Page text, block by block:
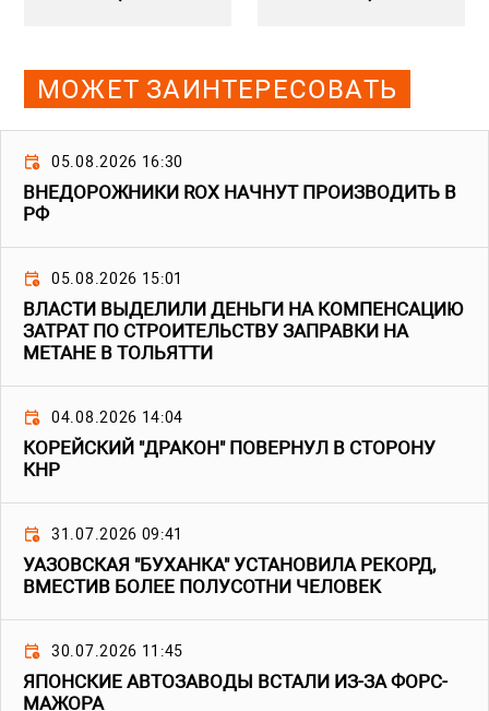
МОЖЕТ ЗАИНТЕРЕСОВАТЬ
05.08.2026 16:30
ВНЕДОРОЖНИКИ ROX НАЧНУТ ПРОИЗВОДИТЬ В
РФ
05.08.2026 15:01
ВЛАСТИ ВЫДЕЛИЛИ ДЕНЬГИ НА КОМПЕНСАЦИЮ
ЗАТРАТ ПО СТРОИТЕЛЬСТВУ ЗАПРАВКИ НА
МЕТАНЕ В ТОЛЬЯТТИ
04.08.2026 14:04
КОРЕЙСКИЙ "ДРАКОН" ПОВЕРНУЛ В СТОРОНУ
КНР
31.07.2026 09:41
УАЗОВСКАЯ "БУХАНКА" УСТАНОВИЛА РЕКОРД,
ВМЕСТИВ БОЛЕЕ ПОЛУСОТНИ ЧЕЛОВЕК
30.07.2026 11:45
ЯПОНСКИЕ АВТОЗАВОДЫ ВСТАЛИ ИЗ-ЗА ФОРС-
МАЖОРА